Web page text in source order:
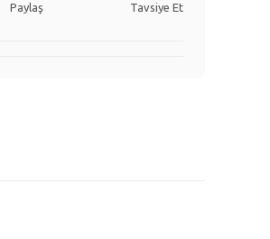
Paylaş Tavsiye Et